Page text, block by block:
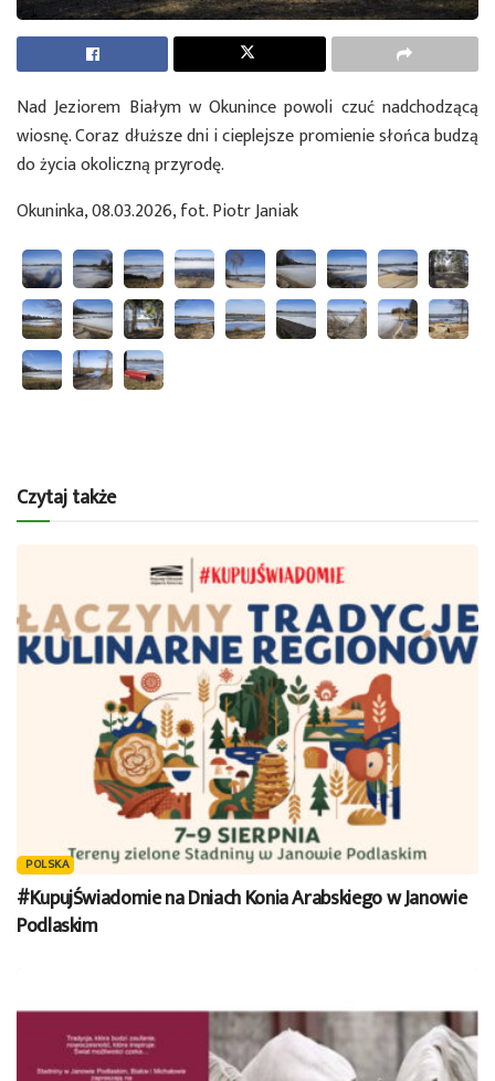
Nad Jeziorem Białym w Okunince powoli czuć nadchodzącą
wiosnę. Coraz dłuższe dni i cieplejsze promienie słońca budzą
do życia okoliczną przyrodę.
Okuninka, 08.03.2026, fot. Piotr Janiak
Czytaj także
POLSKA
#KupujŚwiadomie na Dniach Konia Arabskiego w Janowie
Podlaskim